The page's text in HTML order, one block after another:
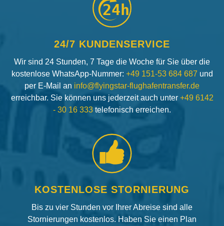
24h
24/7 KUNDENSERVICE
Wir sind 24 Stunden, 7 Tage die Woche für Sie über die
kostenlose WhatsApp-Nummer: +49 151-53 684 687 und
per E-Mail an info@flyingstar-flughafentransfer.de
erreichbar. Sie können uns jederzeit auch unter +49 6142
- 30 16 333 telefonisch erreichen.
KOSTENLOSE STORNIERUNG
Bis zu vier Stunden vor Ihrer Abreise sind alle
Stornierungen kostenlos. Haben Sie einen Plan